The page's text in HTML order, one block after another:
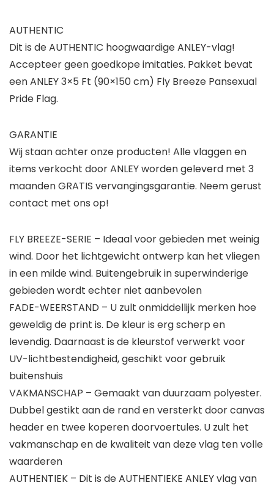
AUTHENTIC
Dit is de AUTHENTIC hoogwaardige ANLEY-vlag!
Accepteer geen goedkope imitaties. Pakket bevat
een ANLEY 3×5 Ft (90×150 cm) Fly Breeze Pansexual
Pride Flag.
GARANTIE
Wij staan ​​achter onze producten! Alle vlaggen en
items verkocht door ANLEY worden geleverd met 3
maanden GRATIS vervangingsgarantie. Neem gerust
contact met ons op!
FLY BREEZE-SERIE – Ideaal voor gebieden met weinig
wind. Door het lichtgewicht ontwerp kan het vliegen
in een milde wind. Buitengebruik in superwinderige
gebieden wordt echter niet aanbevolen
FADE-WEERSTAND – U zult onmiddellijk merken hoe
geweldig de print is. De kleur is erg scherp en
levendig. Daarnaast is de kleurstof verwerkt voor
UV-lichtbestendigheid, geschikt voor gebruik
buitenshuis
VAKMANSCHAP – Gemaakt van duurzaam polyester.
Dubbel gestikt aan de rand en versterkt door canvas
header en twee koperen doorvoertules. U zult het
vakmanschap en de kwaliteit van deze vlag ten volle
waarderen
AUTHENTIEK – Dit is de AUTHENTIEKE ANLEY vlag van